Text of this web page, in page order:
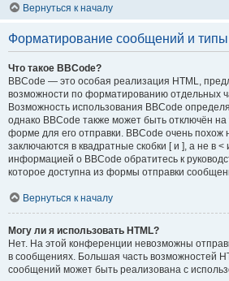
Вернуться к началу
Форматирование сообщений и
Что такое BBCode?
BBCode — это особая реализация HTML,
возможности по форматированию отдельных
Возможность использования BBCode
однако BBCode также может быть отключён
форме для его отправки. BBCode очень похож
заключаются в квадратные скобки [ и ], а не в
информацией о BBCode обратитесь к
которое доступна из формы отправки
Вернуться к началу
Могу ли я использовать HTML?
Нет. На этой конференции невозможны
в сообщениях. Большая часть возможностей
сообщений может быть реализована с